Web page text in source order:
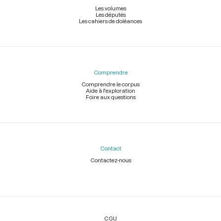
Les volumes
Les députés
Les cahiers de doléances
Comprendre
Comprendre le corpus
Aide à l'exploration
Foire aux questions
Contact
Contactez-nous
Légal
CGU